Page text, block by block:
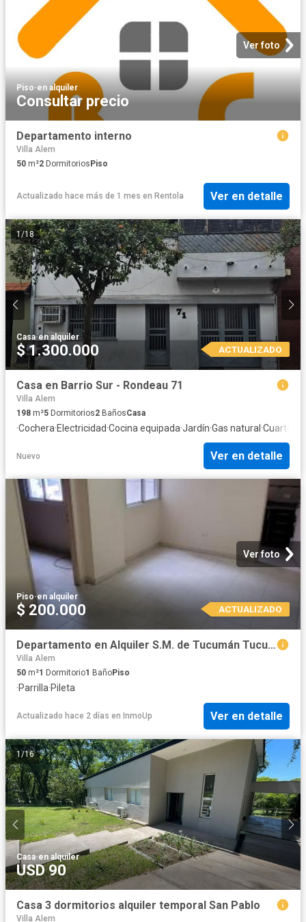
Ver foto
Piso·en alquiler
Consultar precio
Departamento interno
Villa Alem
50 m²2 Dormitorios Piso
Actualizado hace más de 1 mes en Rentola Ver en detalle
1/18
Casa·en alquiler
$ 1.300.000 ACTUALIZADO
Casa en Barrio Sur - Rondeau 71
Villa Alem
198 m²5 Dormitorios2 BañosCasa
·Cochera·Electricidad·Cocina equipada·Jardín·Gas natural ·Cuarto
Nuevo Ver en detalle
Ver foto
Piso·en alquiler
$ 200.000 ACTUALIZADO
Departamento en Alquiler S.M. de Tucumán Tucuman
Villa Alem
50 m²1 Dormitorio1 BañoPiso
·Parrilla·Pileta
Actualizado hace 2 días en InmoUp Ver en detalle
1 /16
Casa·en alquiler
USD 90
Casa 3 dormitorios alquiler temporal San Pablo
Villa Alem